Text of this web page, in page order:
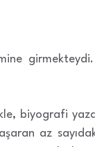
biyografi
az